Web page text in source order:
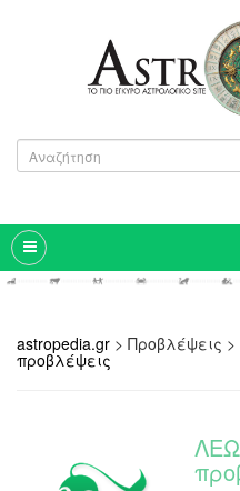
astropedia.gr > Προβλέψεις >
προβλέψεις